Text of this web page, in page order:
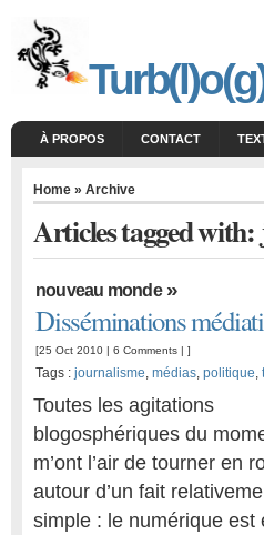
À PROPOS CONTACT
Home » Archive
Articles tagged
nouveau monde»
Disséminations
[25 Oct 2010 | 6 Comments | ]
Tags : journalisme, médias, politique,
Toutes les agitations
blogosphériques du
m’ont l’air de tourner en
autour d’un fait
simple : le numérique est